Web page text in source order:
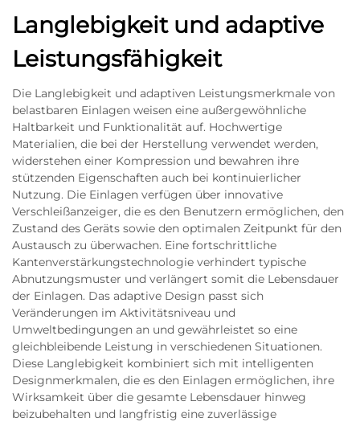
Langlebigkeit und adaptive
Leistungsfähigkeit
Die Langlebigkeit und adaptiven Leistungsmerkmale von
belastbaren Einlagen weisen eine außergewöhnliche
Haltbarkeit und Funktionalität auf. Hochwertige
Materialien, die bei der Herstellung verwendet werden,
widerstehen einer Kompression und bewahren ihre
stützenden Eigenschaften auch bei kontinuierlicher
Nutzung. Die Einlagen verfügen über innovative
Verschleißanzeiger, die es den Benutzern ermöglichen, den
Zustand des Geräts sowie den optimalen Zeitpunkt für den
Austausch zu überwachen. Eine fortschrittliche
Kantenverstärkungstechnologie verhindert typische
Abnutzungsmuster und verlängert somit die Lebensdauer
der Einlagen. Das adaptive Design passt sich
Veränderungen im Aktivitätsniveau und
Umweltbedingungen an und gewährleistet so eine
gleichbleibende Leistung in verschiedenen Situationen.
Diese Langlebigkeit kombiniert sich mit intelligenten
Designmerkmalen, die es den Einlagen ermöglichen, ihre
Wirksamkeit über die gesamte Lebensdauer hinweg
beizubehalten und langfristig eine zuverlässige